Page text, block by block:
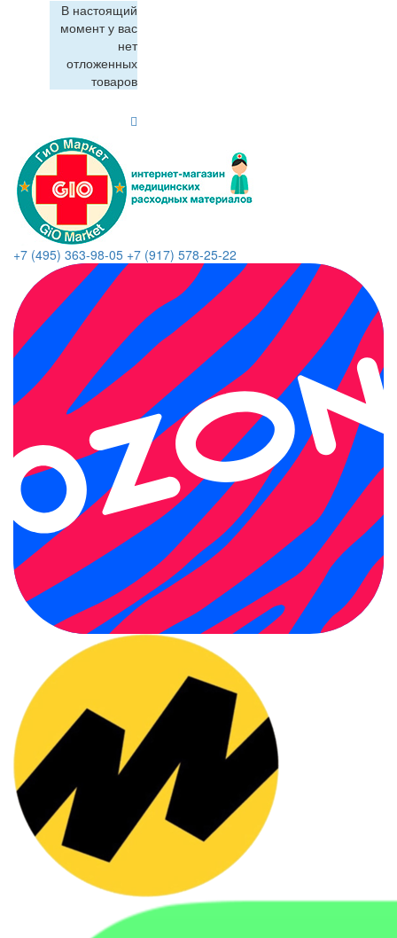
В настоящий
момент у вас
нет
отложенных
товаров
+7 (495) 363-98-05 +7 (917) 578-25-22